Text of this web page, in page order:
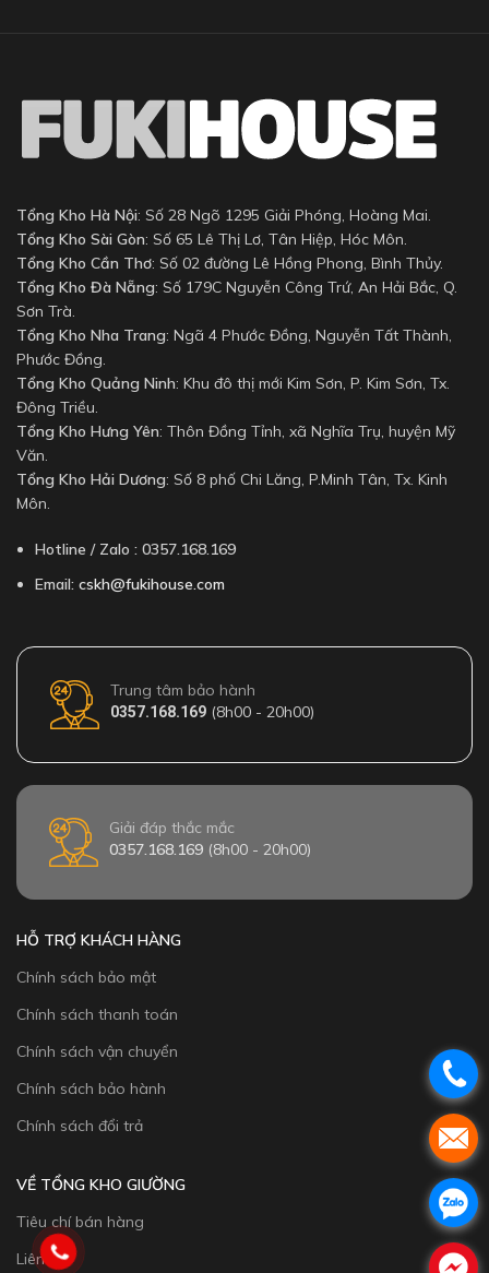
Tổng Kho Hà Nội: Số 28 Ngõ 1295 Giải Phóng, Hoàng Mai.
Tổng Kho Sài Gòn: Số 65 Lê Thị Lơ, Tân Hiệp, Hóc Môn.
Tổng Kho Cần Thơ: Số 02 đường Lê Hồng Phong, Bình Thủy.
Tổng Kho Đà Nẵng: Số 179C Nguyễn Công Trứ, An Hải Bắc, Q.
Sơn Trà.
Tổng Kho Nha Trang: Ngã 4 Phước Đồng, Nguyễn Tất Thành,
Phước Đồng.
Tổng Kho Quảng Ninh: Khu đô thị mới Kim Sơn, P. Kim Sơn, Tx.
Đông Triều.
Tổng Kho Hưng Yên: Thôn Đồng Tỉnh, xã Nghĩa Trụ, huyện Mỹ
Văn.
Tổng Kho Hải Dương: Số 8 phố Chi Lăng, P.Minh Tân, Tx. Kinh
Môn.
Hotline / Zalo : 0357.168.169
Email: cskh@fukihouse.com
Trung tâm bảo hành
0357.168.169 (8h00 - 20h00)
Giải đáp thắc mắc
0357.168.169 (8h00 - 20h00)
HỖ TRỢ KHÁCH HÀNG
Chính sách bảo mật
Chính sách thanh toán
Chính sách vận chuyển
Chính sách bảo hành
Chính sách đổi trả
VỀ TỔNG KHO GIƯỜNG
Tiêu chí bán hàng
Liên hệ